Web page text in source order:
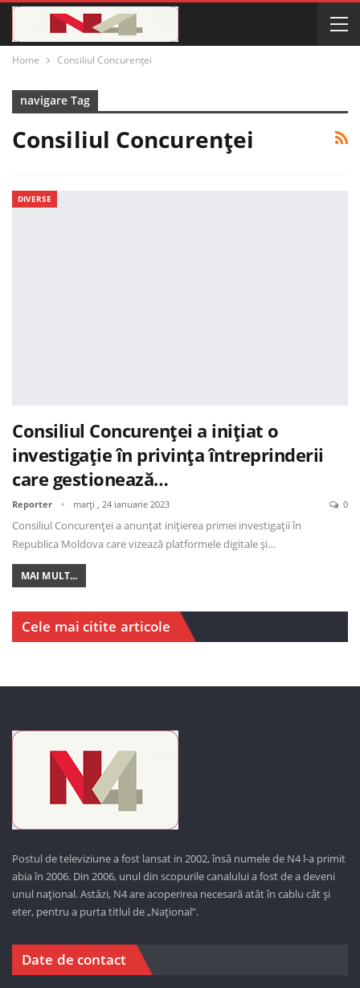
Home Consiliul Concurenței
navigare Tag
Consiliul Concurenței
DIVERSE
Consiliul Concurenței a inițiat o
investigație în privința întreprinderii
care gestionează…
Reporter marți , 24 ianuarie 2023 0
Consiliul Concurenței a anunțat inițierea primei investigații în
Republica Moldova care vizează platformele digitale și…
MAI MULT...
Cele mai citite articole
Postul de televiziune a fost lansat in 2002, însă numele de N4 l-a primit
abia în 2006. Din 2006, unul din scopurile canalului a fost de a deveni
unul național. Astăzi, N4 are acoperirea necesară atât în cablu cât și
eter, pentru a purta titlul de „Național”.
Date de contact